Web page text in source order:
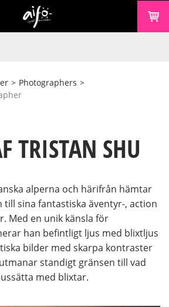
> Photographers >
TRISTAN SHU
alperna och härifrån hämtar
sina fantastiska äventyr-, action
Med en unik känsla för
han befintligt ljus med blixtljus
bilder med skarpa kontraster
standigt gränsen till vad
med blixtar.